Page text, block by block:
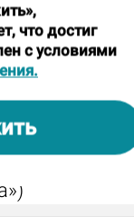
что достиг
с условиями